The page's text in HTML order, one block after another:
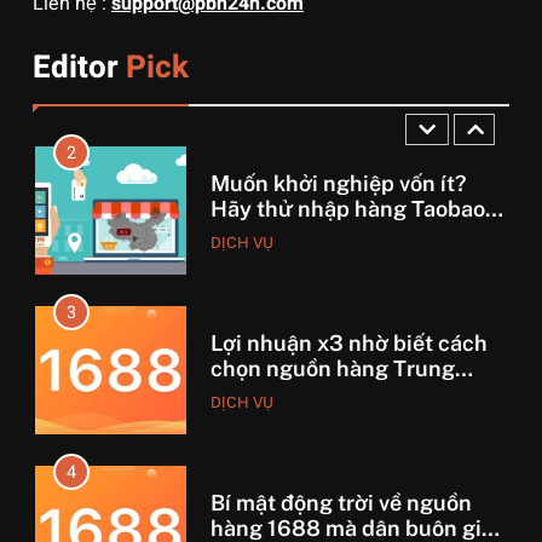
EditorPick
2
Muốn khởi nghiệp vốn ít?
Hãy thử nhập hàng Taobao –
Từ hai bàn tay trắng đến
tháng lời 20 triệu
DỊCH VỤ
3
Lợi nhuận x3 nhờ biết cách
chọn nguồn hàng Trung
Quốc chuẩn
DỊCH VỤ
4
Bí mật động trời về nguồn
hàng 1688 mà dân buôn giấu